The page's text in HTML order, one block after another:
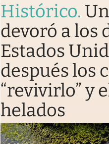
Histórico.
devoró a los
Estados
después los
“revivirlo” y
helados